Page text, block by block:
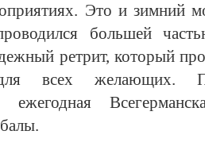
Это и зимний
большей
ретрит, который
всех желающих.
ежегодная